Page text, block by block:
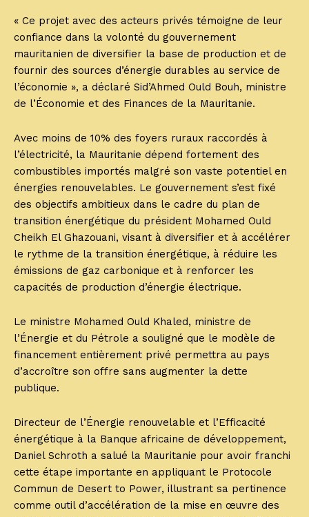
« Ce projet avec des acteurs privés témoigne de leur
confiance dans la volonté du gouvernement
mauritanien de diversifier la base de production et de
fournir des sources d’énergie durables au service de
l’économie », a déclaré Sid’Ahmed Ould Bouh, ministre
de l’Économie et des Finances de la Mauritanie.
Avec moins de 10% des foyers ruraux raccordés à
l’électricité, la Mauritanie dépend fortement des
combustibles importés malgré son vaste potentiel en
énergies renouvelables. Le gouvernement s’est fixé
des objectifs ambitieux dans le cadre du plan de
transition énergétique du président Mohamed Ould
Cheikh El Ghazouani, visant à diversifier et à accélérer
le rythme de la transition énergétique, à réduire les
émissions de gaz carbonique et à renforcer les
capacités de production d’énergie électrique.
Le ministre Mohamed Ould Khaled, ministre de
l’Énergie et du Pétrole a souligné que le modèle de
financement entièrement privé permettra au pays
d’accroître son offre sans augmenter la dette
publique.
Directeur de l’Énergie renouvelable et l’Efficacité
énergétique à la Banque africaine de développement,
Daniel Schroth a salué la Mauritanie pour avoir franchi
cette étape importante en appliquant le Protocole
Commun de Desert to Power, illustrant sa pertinence
comme outil d’accélération de la mise en œuvre des